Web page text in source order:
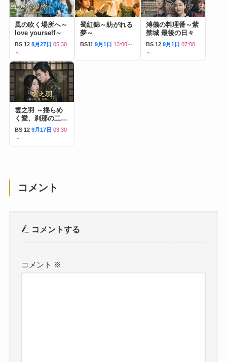
風の吹く場所へ～
love yourself～
BS 12 8月27日 05:30
～
蜀紅錦～紡がれる
夢～
BS11 9月1日 13:00～
溥儀の料理番～紫
禁城 最後の日々
BS 12 9月1日 07:00
～
雲之羽 ～揺らめ
く愛、刹那の二人
～
BS 12 9月17日 03:30
～
コメント
コメントする
コメント ※